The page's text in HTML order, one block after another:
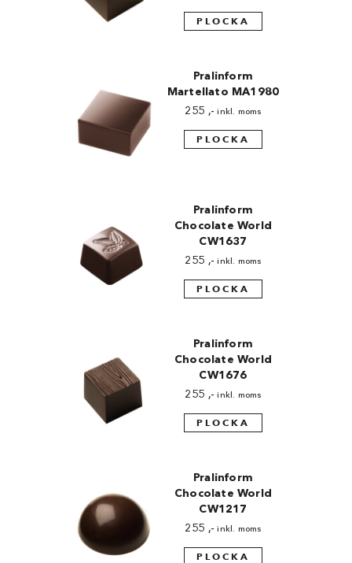
PLOCKA
Pralinform
Martellato MA1980
255 ,- inkl. moms
PLOCKA
Pralinform
Chocolate World
CW1637
255 ,- inkl. moms
PLOCKA
Pralinform
Chocolate World
CW1676
255 ,- inkl. moms
PLOCKA
Pralinform
Chocolate World
CW1217
255 ,- inkl. moms
PLOCKA